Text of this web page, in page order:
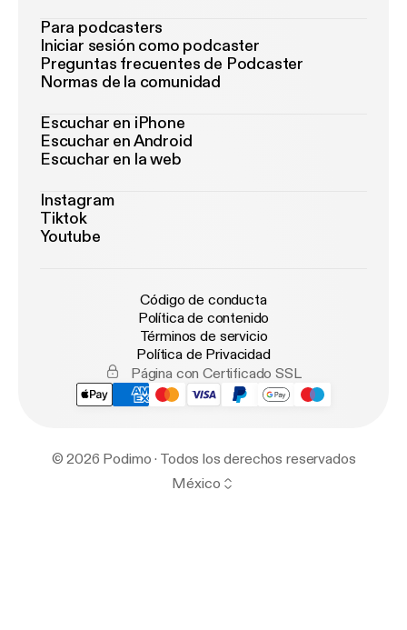
Para podcasters
Iniciar sesión como podcaster
Preguntas frecuentes de Podcaster
Normas de la comunidad
Escuchar en iPhone
Escuchar en Android
Escuchar en la web
Instagram
Tiktok
Youtube
Código de conducta
Política de contenido
Términos de servicio
Política de Privacidad
Página con Certificado SSL
© 2026 Podimo · Todos los derechos reservados
México